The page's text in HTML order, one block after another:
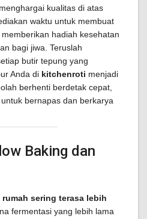
kualitas di atas
waktu untuk membuat
hadiah kesehatan
bagi jiwa. Teruslah
butir tepung yang
Anda di kitchenroti menjadi
berhenti berdetak cepat,
bernapas dan berkarya
Baking dan
sering terasa lebih
fermentasi yang lebih lama